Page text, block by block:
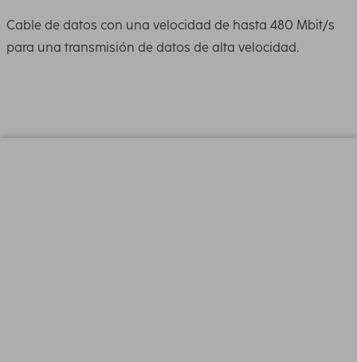
Cable de datos con una velocidad de hasta 480 Mbit/s
para una transmisión de datos de alta velocidad.